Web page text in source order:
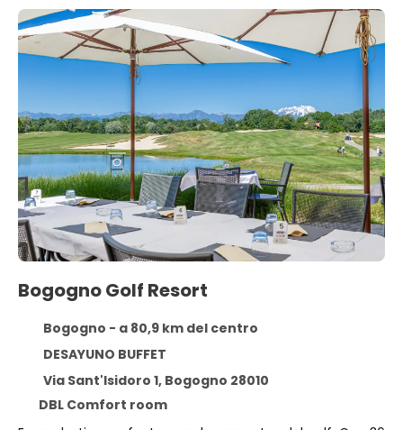
Bogogno Golf Resort
Bogogno - a 80,9 km del centro
DESAYUNO BUFFET
Via Sant'Isidoro 1, Bogogno 28010
DBL Comfort room